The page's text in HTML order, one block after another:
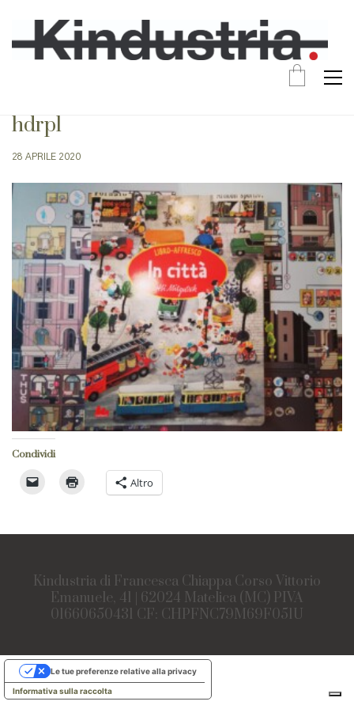
hdrpl
28 APRILE 2020
Condividi
Altro
Kindustria di Francesca Chiappa Corso Vittorio
Emanuele, 41 | 62024 Matelica (MC) PIVA
01660650431 CF: CHPFNC79M69F051U
Informativa sulla raccolta
Le tue preferenze relative alla privacy